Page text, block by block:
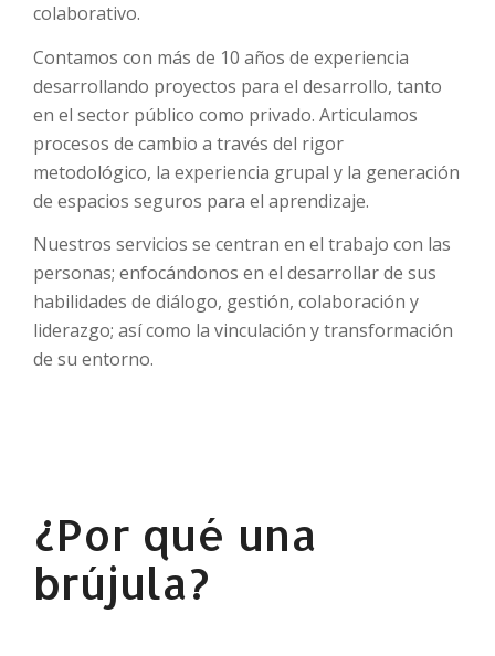
colaborativo.
Contamos con más de 10 años de experiencia
desarrollando proyectos para el desarrollo, tanto
en el sector público como privado. Articulamos
procesos de cambio a través del rigor
metodológico, la experiencia grupal y la generación
de espacios seguros para el aprendizaje.
Nuestros servicios se centran en el trabajo con las
personas; enfocándonos en el desarrollar de sus
habilidades de diálogo, gestión, colaboración y
liderazgo; así como la vinculación y transformación
de su entorno.
¿Por qué una
brújula?